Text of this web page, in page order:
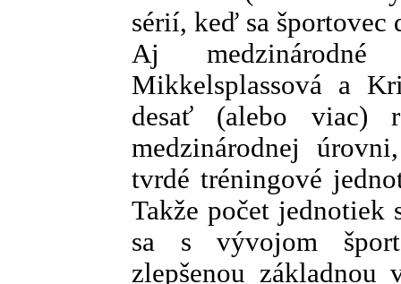
sérií, keď sa športovec
Aj
Mikkelsplassová a
desať (alebo viac)
medzinárodnej
tvrdé tréningové
Takže počet jednotiek
sa s vývojom
zlepšenou